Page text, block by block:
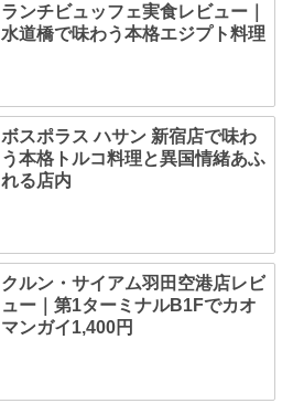
ランチビュッフェ実食レビュー｜
水道橋で味わう本格エジプト料理
ボスポラス ハサン 新宿店で味わ
う本格トルコ料理と異国情緒あふ
れる店内
クルン・サイアム羽田空港店レビ
ュー｜第1ターミナルB1Fでカオ
マンガイ1,400円